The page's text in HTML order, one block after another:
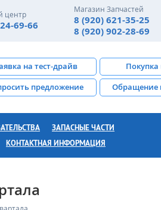
центр
69-66
Магазин Запчастей
8 (920) 621-35-25
8 (920) 902-28-69
на тест-драйв
Покупка
предложение
Обращение
ЗАПАСНЫЕ ЧАСТИ
КОНТАКТНАЯ ИНФОРМАЦИЯ